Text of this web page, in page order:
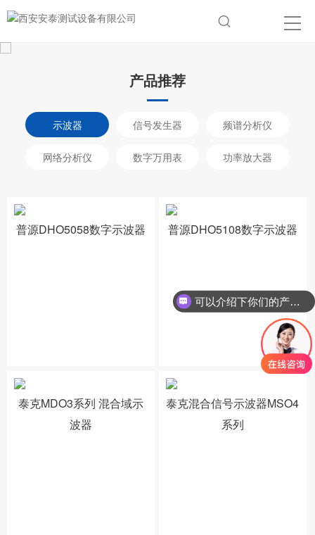
产品推荐
示波器 信号发生器 频谱分析仪
网络分析仪 数字万用表 功率放大器
普源DHO5058数字示波器 普源DHO5108数字示波器
泰克MDO3系列 混合域示
波器
泰克混合信号示波器MSO4
系列
可以介绍下你们的产品么？